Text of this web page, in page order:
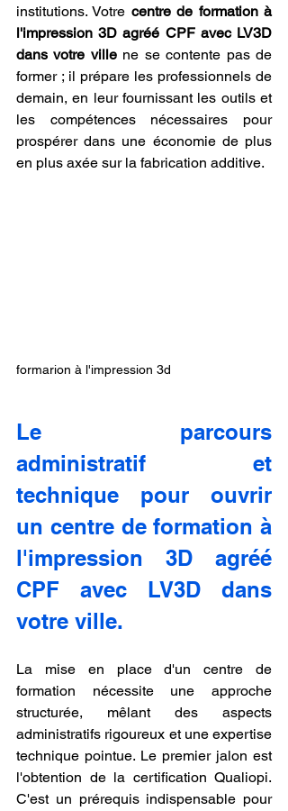
institutions. Votre centre de formation à
l'impression 3D agréé CPF avec LV3D
dans votre ville ne se contente pas de
former ; il prépare les professionnels de
demain, en leur fournissant les outils et
les compétences nécessaires pour
prospérer dans une économie de plus
en plus axée sur la fabrication additive.
formarion à l'impression 3d
Le parcours
administratif et
technique pour ouvrir
un centre de formation à
l'impression 3D agréé
CPF avec LV3D dans
votre ville.
La mise en place d'un centre de
formation nécessite une approche
structurée, mêlant des aspects
administratifs rigoureux et une expertise
technique pointue. Le premier jalon est
l'obtention de la certification Qualiopi.
C'est un prérequis indispensable pour